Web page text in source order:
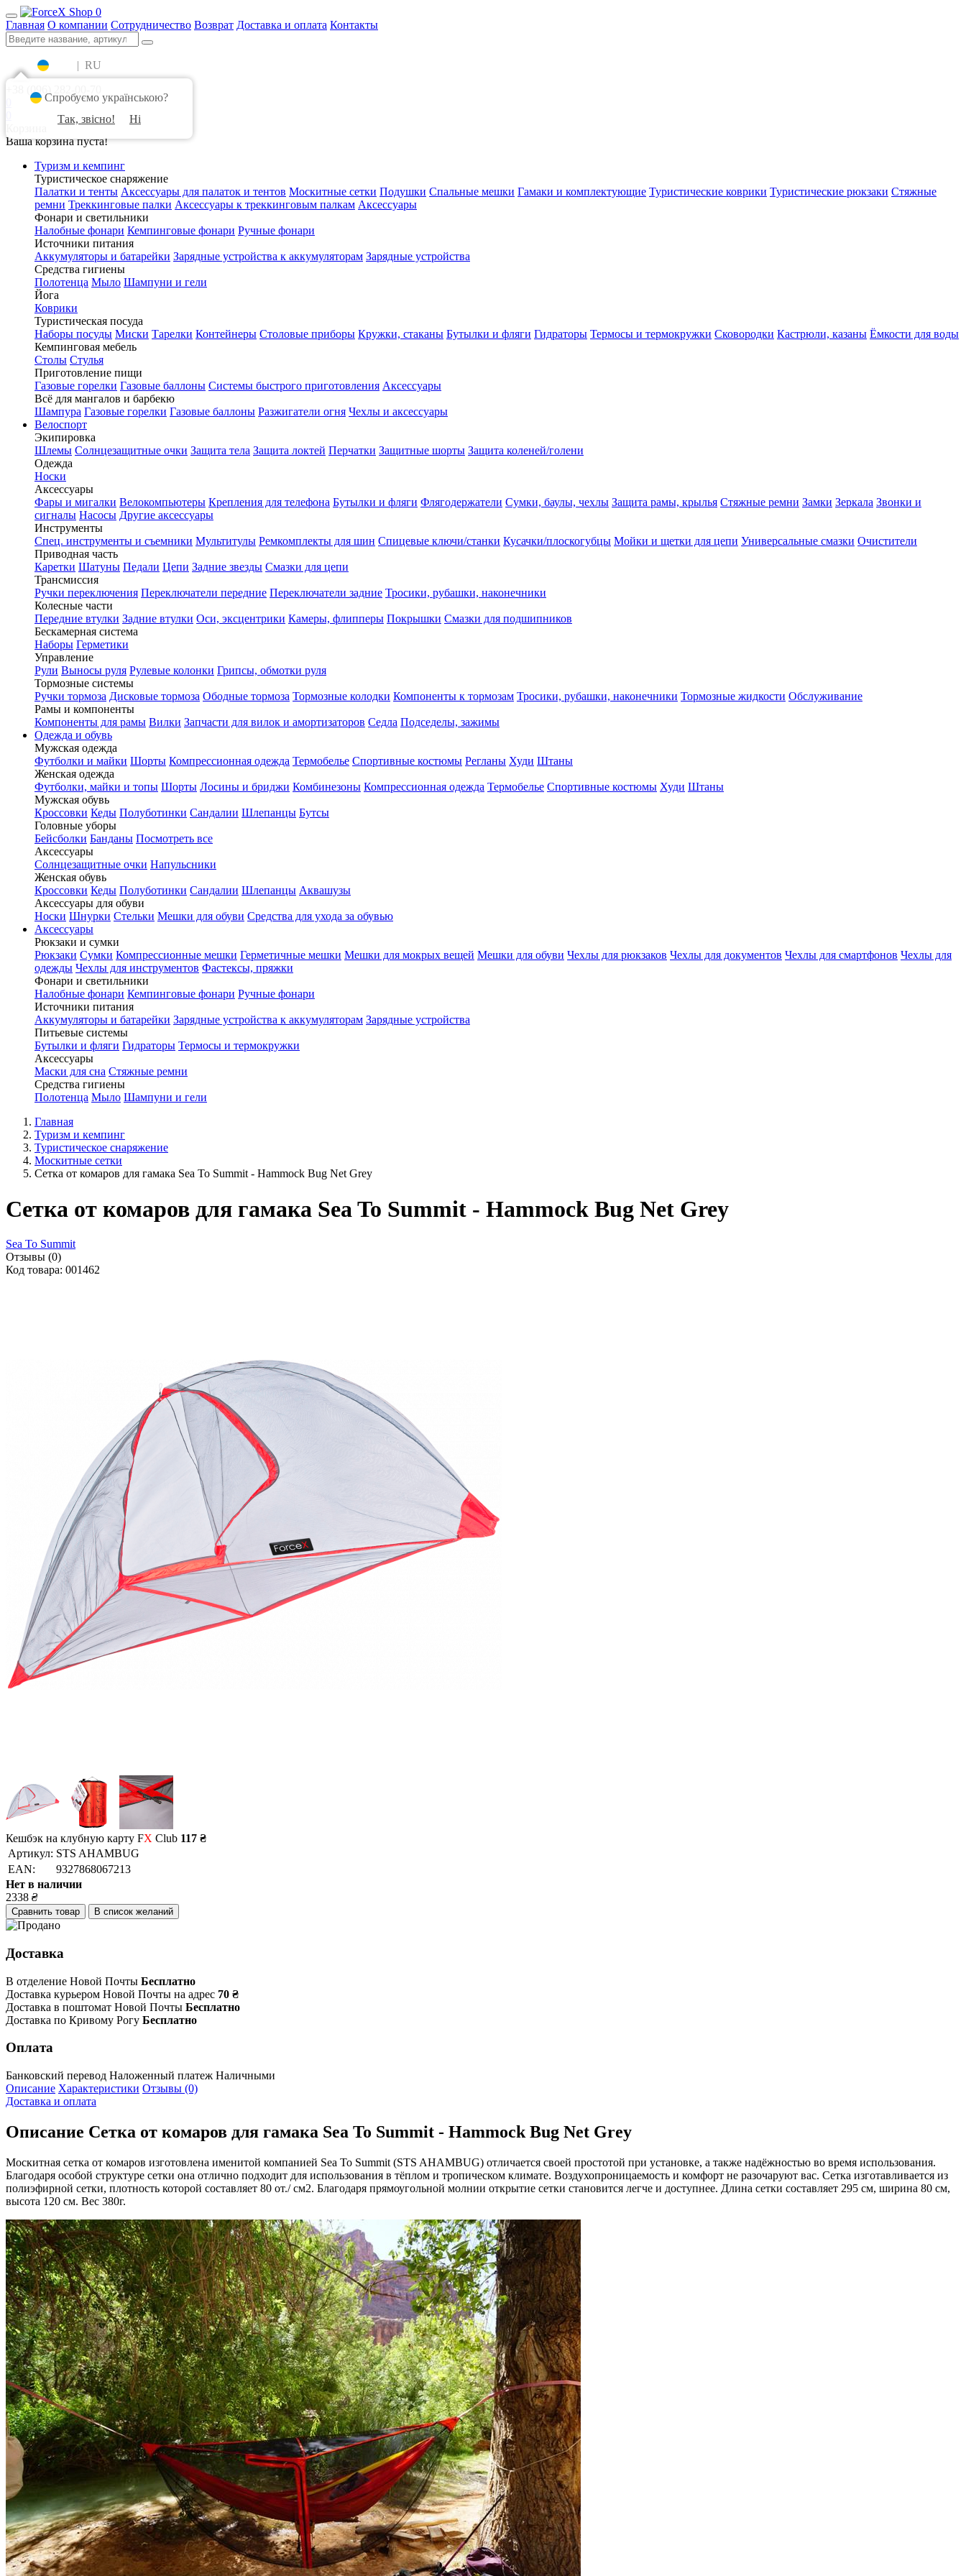
0
Главная О компании Сотрудничество Возврат Доставка и оплата Контакты
| RU
+38 (096) 282-00-70
Ваша корзина пуста!
Туризм и кемпинг
Туристическое снаряжение
Палатки и тенты Аксессуары для палаток и тентов Москитные сетки Подушки Спальные мешки Гамаки и комплектующие Туристические коврики Туристические рюкзаки Стяжные
ремни Треккинговые палки Аксессуары к треккинговым палкам Аксессуары
Фонари и светильники
Налобные фонари Кемпинговые фонари Ручные фонари
Источники питания
Аккумуляторы и батарейки Зарядные устройства к аккумуляторам Зарядные устройства
Средства гигиены
Полотенца Мыло Шампуни и гели
Йога
Коврики
Туристическая посуда
Наборы посуды Миски Тарелки Контейнеры Столовые приборы Кружки, стаканы Бутылки и фляги Гидраторы Термосы и термокружки Сковородки Кастрюли, казаны Ёмкости для воды
Кемпинговая мебель
Столы Стулья
Приготовление пищи
Газовые горелки Газовые баллоны Системы быстрого приготовления Аксессуары
Всё для мангалов и барбекю
Шампура Газовые горелки Газовые баллоны Разжигатели огня Чехлы и аксессуары
Велоспорт
Экипировка
Шлемы Солнцезащитные очки Защита тела Защита локтей Перчатки Защитные шорты Защита коленей/голени
Одежда
Носки
Аксессуары
Фары и мигалки Велокомпьютеры Крепления для телефона Бутылки и фляги Флягодержатели Сумки, баулы, чехлы Защита рамы, крылья Стяжные ремни Замки Зеркала Звонки и
сигналы Насосы Другие аксессуары
Инструменты
Спец. инструменты и съемники Мультитулы Ремкомплекты для шин Спицевые ключи/станки Кусачки/плоскогубцы Мойки и щетки для цепи Универсальные смазки Очистители
Приводная часть
Каретки Шатуны Педали Цепи Задние звезды Смазки для цепи
Трансмиссия
Ручки переключения Переключатели передние Переключатели задние Тросики, рубашки, наконечники
Колесные части
Передние втулки Задние втулки Оси, эксцентрики Камеры, флипперы Покрышки Смазки для подшипников
Бескамерная система
Наборы Герметики
Управление
Рули Выносы руля Рулевые колонки Грипсы, обмотки руля
Тормозные системы
Ручки тормоза Дисковые тормоза Ободные тормоза Тормозные колодки Компоненты к тормозам Тросики, рубашки, наконечники Тормозные жидкости Обслуживание
Рамы и компоненты
Компоненты для рамы Вилки Запчасти для вилок и амортизаторов Седла Подседелы, зажимы
Одежда и обувь
Мужская одежда
Футболки и майки Шорты Компрессионная одежда Термобелье Спортивные костюмы Регланы Худи Штаны
Женская одежда
Футболки, майки и топы Шорты Лосины и бриджи Комбинезоны Компрессионная одежда Термобелье Спортивные костюмы Худи Штаны
Мужская обувь
Кроссовки Кеды Полуботинки Сандалии Шлепанцы Бутсы
Головные уборы
Бейсболки Банданы Посмотреть все
Аксессуары
Солнцезащитные очки Напульсники
Женская обувь
Кроссовки Кеды Полуботинки Сандалии Шлепанцы Аквашузы
Аксессуары для обуви
Носки Шнурки Стельки Мешки для обуви Средства для ухода за обувью
Аксессуары
Рюкзаки и сумки
Рюкзаки Сумки Компрессионные мешки Герметичные мешки Мешки для мокрых вещей Мешки для обуви Чехлы для рюкзаков Чехлы для документов Чехлы для смартфонов Чехлы для
одежды Чехлы для инструментов Фастексы, пряжки
Фонари и светильники
Налобные фонари Кемпинговые фонари Ручные фонари
Источники питания
Аккумуляторы и батарейки Зарядные устройства к аккумуляторам Зарядные устройства
Питьевые системы
Бутылки и фляги Гидраторы Термосы и термокружки
Аксессуары
Маски для сна Стяжные ремни
Средства гигиены
Полотенца Мыло Шампуни и гели
Главная
Туризм и кемпинг
Туристическое снаряжение
Москитные сетки
Сетка от комаров для гамака Sea To Summit - Hammock Bug Net Grey
Сетка от комаров для гамака Sea To Summit - Hammock Bug Net Grey
Sea To Summit
Отзывы (0)
Код товара: 001462
Кешбэк на клубную карту FX Club 117 ₴
Артикул: STS AHAMBUG
EAN:
9327868067213
Нет в наличии
2338 ₴
Сравнить товар В список желаний
Доставка
В отделение Новой Почты Бесплатно
Доставка курьером Новой Почты на адрес 70 ₴
Доставка в поштомат Новой Почты Бесплатно
Доставка по Кривому Рогу Бесплатно
Оплата
Банковский перевод Наложенный платеж Наличными
Описание Характеристики Отзывы (0)
Доставка и оплата
Описание Сетка от комаров для гамака Sea To Summit - Hammock Bug Net Grey
Москитная сетка от комаров изготовлена именитой компанией Sea To Summit (STS AHAMBUG) отличается своей простотой при установке, а также надёжностью во время использования.
Благодаря особой структуре сетки она отлично подходит для использования в тёплом и тропическом климате. Воздухопроницаемость и комфорт не разочаруют вас. Сетка изготавливается из
полиэфирной сетки, плотность которой составляет 80 от./ см2. Благодаря прямоугольной молнии открытие сетки становится легче и доступнее. Длина сетки составляет 295 см, ширина 80 см,
высота 120 см. Вес 380г.
Спробуємо українською?
Так, звісно!
Ні